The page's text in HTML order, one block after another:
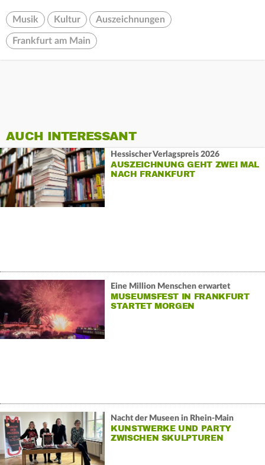
Musik Kultur Auszeichnungen
Frankfurt am Main
AUCH INTERESSANT
Hessischer Verlagspreis 2026
AUSZEICHNUNG GEHT ZWEI MAL
NACH FRANKFURT
Eine Million Menschen erwartet
MUSEUMSFEST IN FRANKFURT
STARTET MORGEN
Nacht der Museen in Rhein-Main
KUNSTWERKE UND PARTY
ZWISCHEN SKULPTUREN